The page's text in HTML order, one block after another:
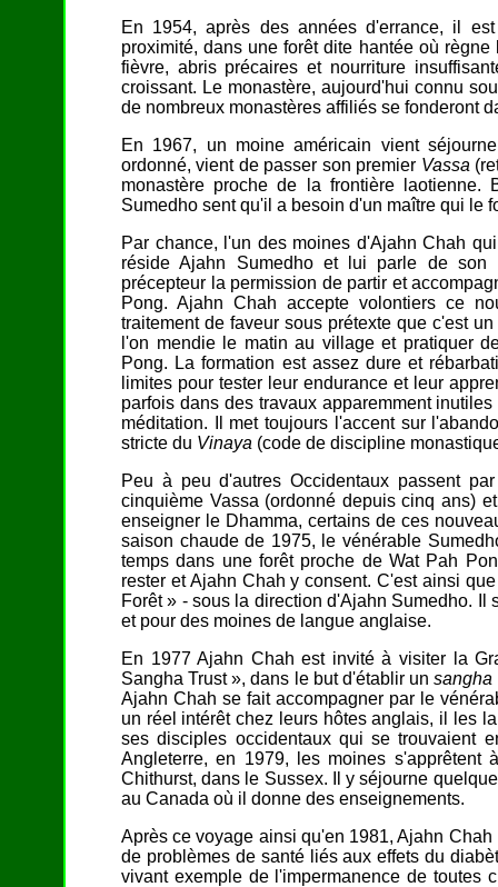
En 1954, après des années d'errance, il
proximité, dans une forêt dite hantée où
fièvre, abris précaires et nourriture
croissant. Le monastère, aujourd'hui connu
de nombreux monastères affiliés se fonderont
En 1967, un moine américain vient
ordonné, vient de passer son premier Vassa
monastère proche de la frontière
Sumedho sent qu'il a besoin d'un maître qui le
Par chance, l'un des moines d'Ajahn Chah
réside Ajahn Sumedho et lui parle de son
précepteur la permission de partir et
Pong. Ajahn Chah accepte volontiers ce
traitement de faveur sous prétexte que c'est
l'on mendie le matin au village et pratiquer
Pong. La formation est assez dure et
limites pour tester leur endurance et leur
parfois dans des travaux apparemment
méditation. Il met toujours l'accent sur
stricte du Vinaya (code de discipline
Peu à peu d'autres Occidentaux passent
cinquième Vassa (ordonné depuis cinq ans)
enseigner le Dhamma, certains de ces
saison chaude de 1975, le vénérable
temps dans une forêt proche de Wat Pah
rester et Ajahn Chah y consent. C'est ainsi
Forêt » - sous la direction d'Ajahn Sumedho.
et pour des moines de langue anglaise.
En 1977 Ajahn Chah est invité à visiter la
Sangha Trust », dans le but d'établir unsangha
Ajahn Chah se fait accompagner par le
un réel intérêt chez leurs hôtes anglais, il les
ses disciples occidentaux qui se trouvaient
Angleterre, en 1979, les moines s'apprêtent
Chithurst, dans le Sussex. Il y séjourne
au Canada où il donne des enseignements.
Après ce voyage ainsi qu'en 1981, Ajahn
de problèmes de santé liés aux effets du
vivant exemple de l'impermanence de toutes